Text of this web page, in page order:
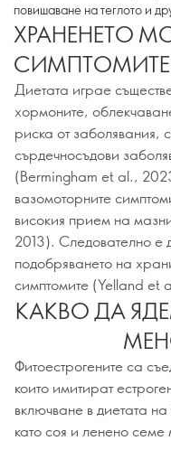
повишаване на теглото и
ХРАНЕНЕТО
СИМПТОМИТЕ
Диетата играе
хормоните,
риска от заболявания,
сърдечносъдови
(Bermingham et al.,
вазомоторните
високия прием на
2013). Следователно е
подобряването на
симптомите (Yelland et
КАКВО ДА
Фитоестрогените са
които имитират
включване в диетата
като соя и ленено